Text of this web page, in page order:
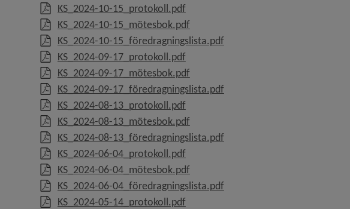
KS_2024-10-15_protokoll.pdf, 791 kB, öppnas i nytt fönster.
KS_2024-10-15_mötesbok.pdf, 50.3 MB, öppnas i nytt fönster.
KS_2024-10-15_föredragningslista.pdf, 103.4 kB, öppnas i nytt
KS_2024-09-17_protokoll.pdf, 544 kB, öppnas i nytt fönster.
KS_2024-09-17_mötesbok.pdf, 77.2 MB, öppnas i nytt fönster.
KS_2024-09-17_föredragningslista.pdf, 155.6 kB, öppnas i nytt
KS_2024-08-13_protokoll.pdf, 561.1 kB, öppnas i nytt fönster.
KS_2024-08-13_mötesbok.pdf, 148.8 MB, öppnas i nytt fönster.
KS_2024-08-13_föredragningslista.pdf, 103.6 kB, öppnas i nytt
KS_2024-06-04_protokoll.pdf, 530.5 kB, öppnas i nytt fönster.
KS_2024-06-04_mötesbok.pdf, 139.1 MB, öppnas i nytt fönster.
KS_2024-06-04_föredragningslista.pdf, 104.1 kB, öppnas i nytt
KS_2024-05-14_protokoll.pdf, 422.3 kB, öppnas i nytt fönster.